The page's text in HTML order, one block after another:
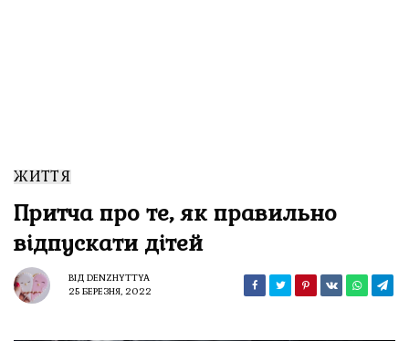
ЖИТТЯ
Притча про те, як правильно
відпускати дітей
ВІД DENZHYTTYA
25 БЕРЕЗНЯ, 2022